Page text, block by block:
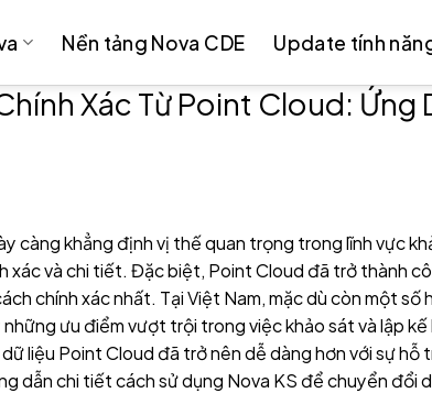
Nền tảng Nova CDE Update tính
Xác Từ Point Cloud: Ứng
càng khẳng định vị thế quan trọng trong lĩnh vực
xác và chi tiết. Đặc biệt, Point Cloud đã trở thành
chính xác nhất. Tại Việt Nam, mặc dù còn một số
ưu điểm vượt trội trong việc khảo sát và lập
liệu Point Cloud đã trở nên dễ dàng hơn với sự hỗ
dẫn chi tiết cách sử dụng Nova KS để chuyển đổi